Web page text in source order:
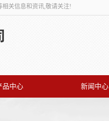
相关信息和资讯,敬请关注!
品中心 新闻中心